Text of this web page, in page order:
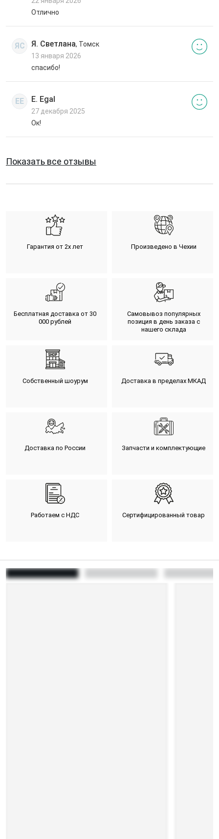
Отлично
ЯС Я. Светлана, Томск
13 января 2026
спасибо!
EE E. Egal
27 декабря 2025
Ок!
Показать все отзывы
Гарантия от 2х лет Произведено в Чехии
Бесплатная доставка от 30
000 рублей
Самовывоз популярных
позиция в день заказа с
нашего склада
Собственный шоурум Доставка в пределах МКАД
Доставка по России Запчасти и комплектующие
Работаем с НДС Сертифицированный товар